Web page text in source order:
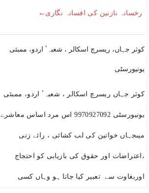
رخسانہ نازنین کی افسانہ نگاری←
کوثر جہاں، ریسرچ اسکالر ، شعبہٴ اردو، ممبئی
یونیورسٹی
کوثر جہاں ریسرچ اسکالر ، شعبہٴ اردو، ممبئی
یونیورسٹی 9970927092 اس مرد اساس معاشرے
میںجہاں خواتین کی لب کشائی ، رائے زنی
،اعتراضات اور حقوق کی بازیابی کو احتجاج
اوربغاوت سے تعبیر کیا جاتا ہو وہاں کسی